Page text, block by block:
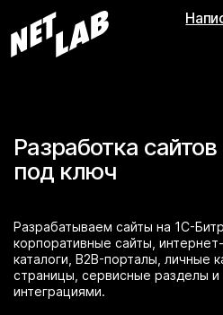
Разработка
под ключ
Разрабатываем сайты на 1С-
корпоративные сайты,
каталоги, B2B-порталы, личные
страницы, сервисные разделы
интеграциями.